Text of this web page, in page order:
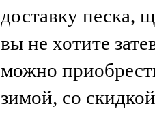
доставку песка,
вы не хотите
можно
зимой, со